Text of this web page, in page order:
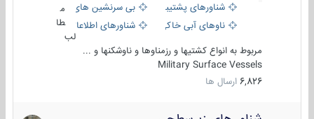
شناورهای پشتیبانی
بی سرنشین های دریایی
ناوهای آبی خاکی و نیروبرشناورهای اطلاعاتی و جاسوسی
طا
لب
مربوط به انواع کشتیها و رزمناوها و ناوشکنها و ...
Military Surface Vessels
6,826 ارسال ها